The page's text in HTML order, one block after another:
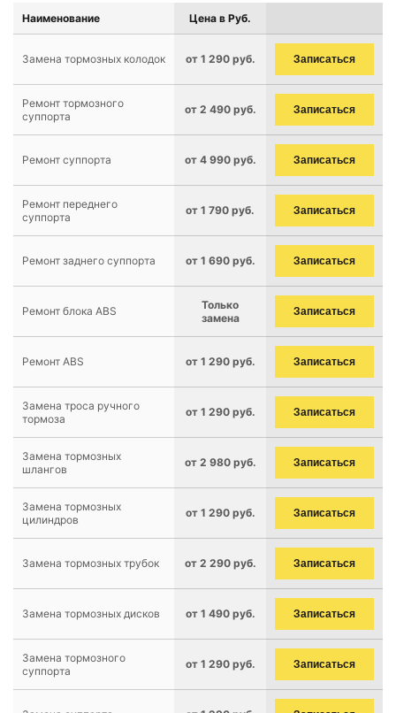
Наименование Цена в Руб.
Замена тормозных колодок от 1 290 руб. Записаться
Ремонт тормозного
суппорта
от 2 490 руб. Записаться
Ремонт суппорта от 4 990 руб. Записаться
Ремонт переднего
суппорта
от 1 790 руб. Записаться
Ремонт заднего суппорта от 1 690 руб. Записаться
Ремонт блока ABS
Только
замена
Записаться
Ремонт ABS от 1 290 руб. Записаться
Замена троса ручного
тормоза
от 1 290 руб. Записаться
Замена тормозных
шлангов
от 2 980 руб. Записаться
Замена тормозных
цилиндров
от 1 290 руб. Записаться
Замена тормозных трубок от 2 290 руб. Записаться
Замена тормозных дисков от 1 490 руб. Записаться
Замена тормозного
суппорта
от 1 290 руб. Записаться